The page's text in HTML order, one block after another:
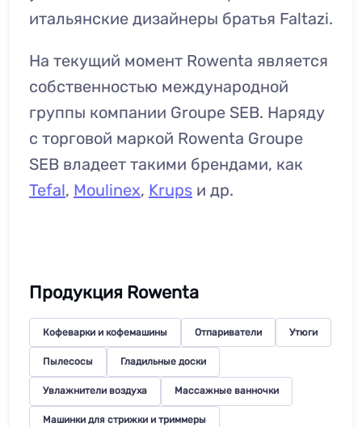
итальянские дизайнеры братья Faltazi.
На текущий момент Rowenta является
собственностью международной
группы компании Groupe SEB. Наряду
с торговой маркой Rowenta Groupe
SEB владеет такими брендами, как
Tefal, Moulinex, Krups и др.
Продукция Rowenta
Кофеварки и кофемашины Отпариватели Утюги
Пылесосы Гладильные доски
Увлажнители воздуха Массажные ванночки
Машинки для стрижки и триммеры